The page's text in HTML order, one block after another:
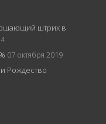
штрих в
07 октября 2019
Рождество